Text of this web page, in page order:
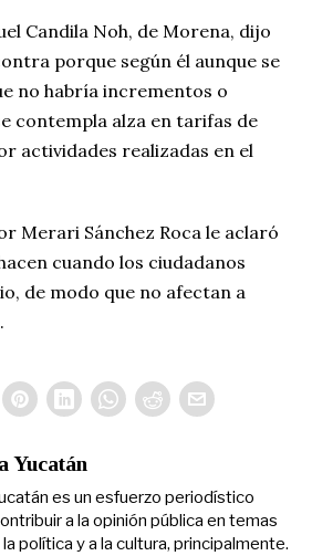
Candila Noh, de Morena, dijo
porque según él aunque se
no habría incrementos o
contempla alza en tarifas de
actividades realizadas en el
Merari Sánchez Roca le aclaró
cuando los ciudadanos
de modo que no afectan a
Yucatán
es un esfuerzo periodístico
a la opinión pública en temas
política y a la cultura, principalmente.